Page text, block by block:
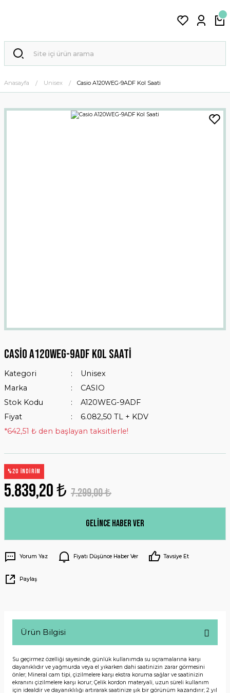
Anasayfa Unisex Casio A120WEG-9ADF Kol Saati
Casio A120WEG-9ADF Kol Saati
Kategori
Unisex
Marka
CASIO
Stok Kodu
A120WEG-9ADF
Fiyat
6.082,50 TL + KDV
*642,51 ₺ den başlayan taksitlerle!
%20 İNDİRİM
5.839,20 ₺ 7.299,00 ₺
Gelince Haber Ver
Yorum Yaz Fiyatı Düşünce Haber Ver Tavsiye Et
Paylaş
Ürün Bilgisi
Su geçirmez özelliği sayesinde, günlük kullanımda su sıçramalarına karşı
dayanıklıdır ve yağmurda veya el yıkarken dahi saatinizin zarar görmesini
önler; Mineral cam tipi, çizilmelere karşı ekstra koruma sağlar ve saatinizin
ekranını çizilmelere karşı korur; Çelik kordon materyali, uzun süreli kullanım
için idealdir ve dayanıklılığı artırarak saatinize şık bir görünüm kazandırır; 2 yıl